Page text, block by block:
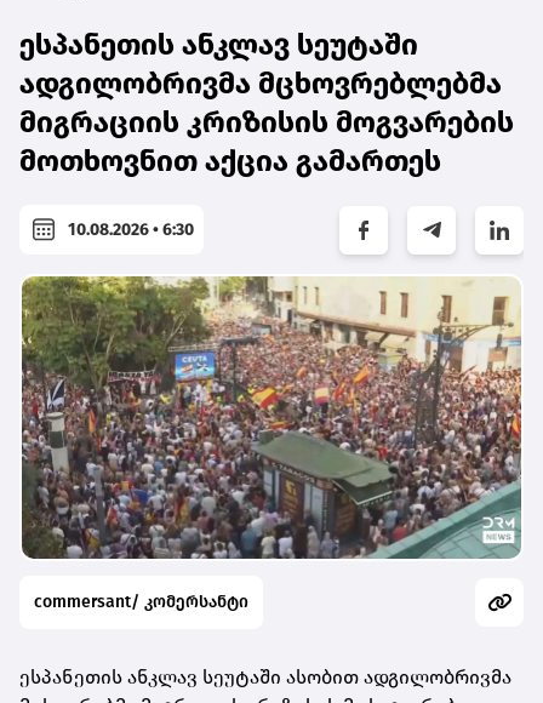
ესპანეთის ანკლავ სეუტაში
ადგილობრივმა მცხოვრებლებმა
მიგრაციის კრიზისის მოგვარების
მოთხოვნით აქცია გამართეს
10.08.2026 • 6:30
commersant/ კომერსანტი
ესპანეთის ანკლავ სეუტაში ასობით ადგილობრივმა